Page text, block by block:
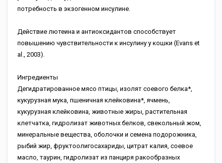
потребность в экзогенном инсулине.
Действие лютеина и антиоксидантов способствует
повышению чувствительности к инсулину у кошки (Evans et
al., 2003).
Ингредиенты
Дегидратированное мясо птицы, изолят соевого белка*,
кукурузная мука, пшеничная клейковина*, ячмень,
кукурузная клейковина, животные жиры, растительная
клетчатка, гидролизат животных белков, свекольный жом,
минеральные вещества, оболочки и семена подорожника,
рыбий жир, фруктоолигосахариды, цитрат калия, соевое
масло, таурин, гидролизат из панциря ракообразных